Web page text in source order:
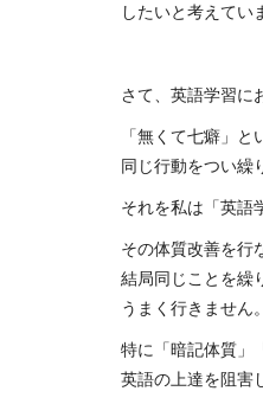
したいと考えてい
さて、英語学習に
「無くて七癖」
同じ行動をつい繰
それを私は「英語
その体質改善を行
結局同じことを繰
うまく行きません。
特に「暗記体質」
英語の上達を阻害